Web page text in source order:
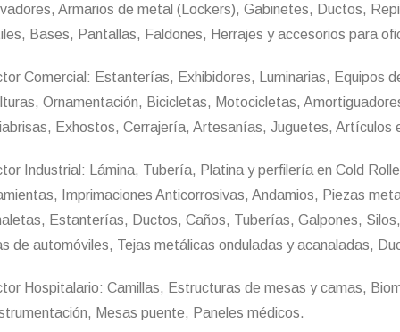
Armarios de metal (Lockers), Gabinetes, Ductos,
Bases, Pantallas, Faldones, Herrajes y accesorios para
Comercial: Estanterías, Exhibidores, Luminarias, Equipos
Ornamentación, Bicicletas, Motocicletas,
Exhostos, Cerrajería, Artesanías, Juguetes, Artículos
Industrial: Lámina, Tubería, Platina y perfilería en Cold
Imprimaciones Anticorrosivas, Andamios, Piezas
Estanterías, Ductos, Caños, Tuberías, Galpones,
de automóviles, Tejas metálicas onduladas y acanaladas,
Hospitalario: Camillas, Estructuras de mesas y camas,
Mesas puente, Paneles médicos.